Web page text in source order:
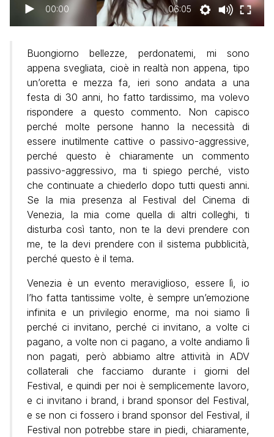
00:00 06:05
Buongiorno bellezze, perdonatemi, mi sono
appena svegliata, cioè in realtà non appena, tipo
un’oretta e mezza fa, ieri sono andata a una
festa di 30 anni, ho fatto tardissimo, ma volevo
rispondere a questo commento. Non capisco
perché molte persone hanno la necessità di
essere inutilmente cattive o passivo-aggressive,
perché questo è chiaramente un commento
passivo-aggressivo, ma ti spiego perché, visto
che continuate a chiederlo dopo tutti questi anni.
Se la mia presenza al Festival del Cinema di
Venezia, la mia come quella di altri colleghi, ti
disturba così tanto, non te la devi prendere con
me, te la devi prendere con il sistema pubblicità,
perché questo è il tema.
Venezia è un evento meraviglioso, essere lì, io
l’ho fatta tantissime volte, è sempre un’emozione
infinita e un privilegio enorme, ma noi siamo lì
perché ci invitano, perché ci invitano, a volte ci
pagano, a volte non ci pagano, a volte andiamo lì
non pagati, però abbiamo altre attività in ADV
collaterali che facciamo durante i giorni del
Festival, e quindi per noi è semplicemente lavoro,
e ci invitano i brand, i brand sponsor del Festival,
e se non ci fossero i brand sponsor del Festival, il
Festival non potrebbe stare in piedi, chiaramente,